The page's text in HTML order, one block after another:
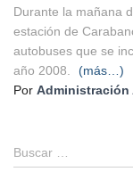
Durante la mañana
estación de
autobuses que se
año 2008.
(más…)
Por Administración
B
u
Buscar …